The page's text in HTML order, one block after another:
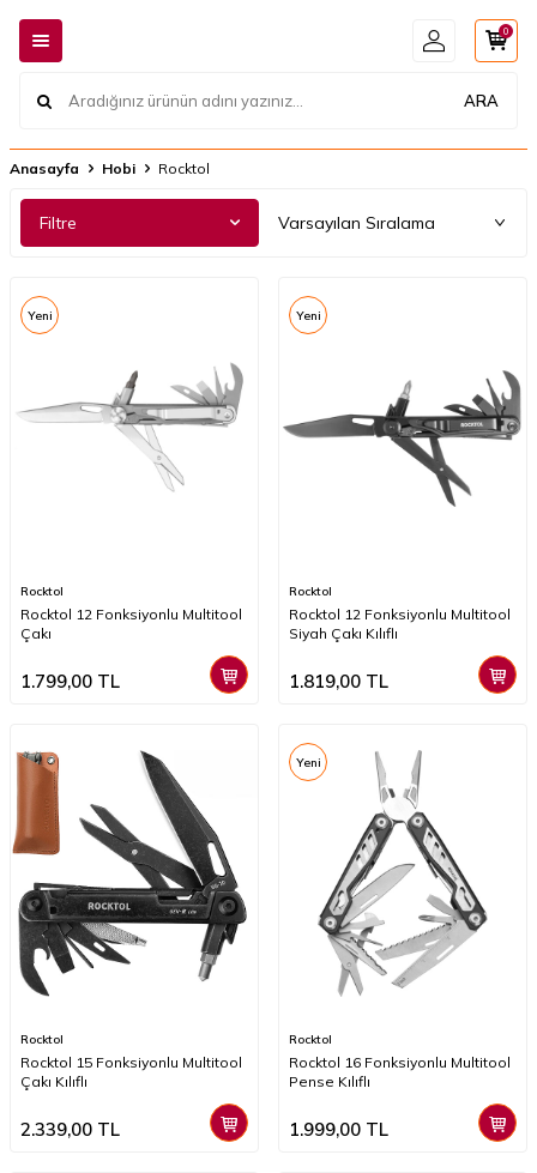
ARA
0
Anasayfa Hobi Rocktol
Filtre
Yeni
Rocktol
Rocktol 12 Fonksiyonlu Multitool
Çakı
1.799,00 TL
Yeni
Rocktol
Rocktol 12 Fonksiyonlu Multitool
Siyah Çakı Kılıflı
1.819,00 TL
Rocktol
Rocktol 15 Fonksiyonlu Multitool
Çakı Kılıflı
2.339,00 TL
Yeni
Rocktol
Rocktol 16 Fonksiyonlu Multitool
Pense Kılıflı
1.999,00 TL